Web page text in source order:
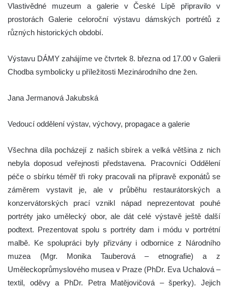
Vlastivědné muzeum a galerie v České Lípě připravilo v
prostorách Galerie celoroční výstavu dámských portrétů z
různých historických období.
Výstavu DÁMY zahájíme ve čtvrtek 8. března od 17.00 v Galerii
Chodba symbolicky u příležitosti Mezinárodního dne žen.
Jana Jermanová Jakubská
Vedoucí oddělení výstav, výchovy, propagace a galerie
Všechna díla pocházejí z našich sbírek a velká většina z nich
nebyla doposud veřejnosti představena. Pracovníci Oddělení
péče o sbírku téměř tři roky pracovali na přípravě exponátů se
záměrem vystavit je, ale v průběhu restaurátorských a
konzervátorských prací vznikl nápad neprezentovat pouhé
portréty jako umělecký obor, ale dát celé výstavě ještě další
podtext. Prezentovat spolu s portréty dam i módu v portrétní
malbě. Ke spolupráci byly přizvány i odbornice z Národního
muzea (Mgr. Monika Tauberová – etnografie) a z
Uměleckoprůmyslového musea v Praze (PhDr. Eva Uchalová –
textil, oděvy a PhDr. Petra Matějovičová – šperky). Jejich